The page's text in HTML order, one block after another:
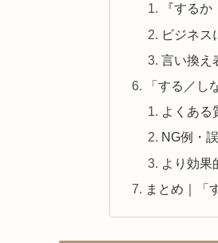
『する
ビジネス
言い換え
「する／
よくある
NG例・
より効果
まとめ｜「